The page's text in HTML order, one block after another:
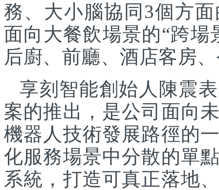
務、大小腦協同3個方
面向大餐飲場景的“跨
后廚、前廳、酒店客房
享刻智能創始人陳震
案的推出，是公司面向
機器人技術發展路徑的
化服務場景中分散的單
系統，打造可真正落地